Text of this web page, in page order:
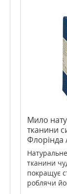
Мило
тканини
Флорінда
тканини
покращує
роблячи